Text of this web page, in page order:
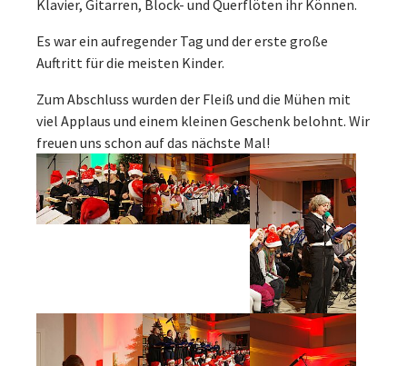
Klavier, Gitarren, Block- und Querflöten ihr Können.
Es war ein aufregender Tag und der erste große
Auftritt für die meisten Kinder.
Zum Abschluss wurden der Fleiß und die Mühen mit
viel Applaus und einem kleinen Geschenk belohnt. Wir
freuen uns schon auf das nächste Mal!